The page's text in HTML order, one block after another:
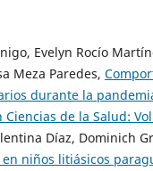
Evelyn Rocío
Meza Paredes,
durante la
de la Salud:
Díaz, Dominich
niños litiásicos